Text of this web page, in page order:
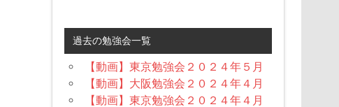
過去の勉強会一覧
【動画】東京勉強会２０２４年５月
【動画】大阪勉強会２０２４年４月
【動画】東京勉強会２０２４年４月